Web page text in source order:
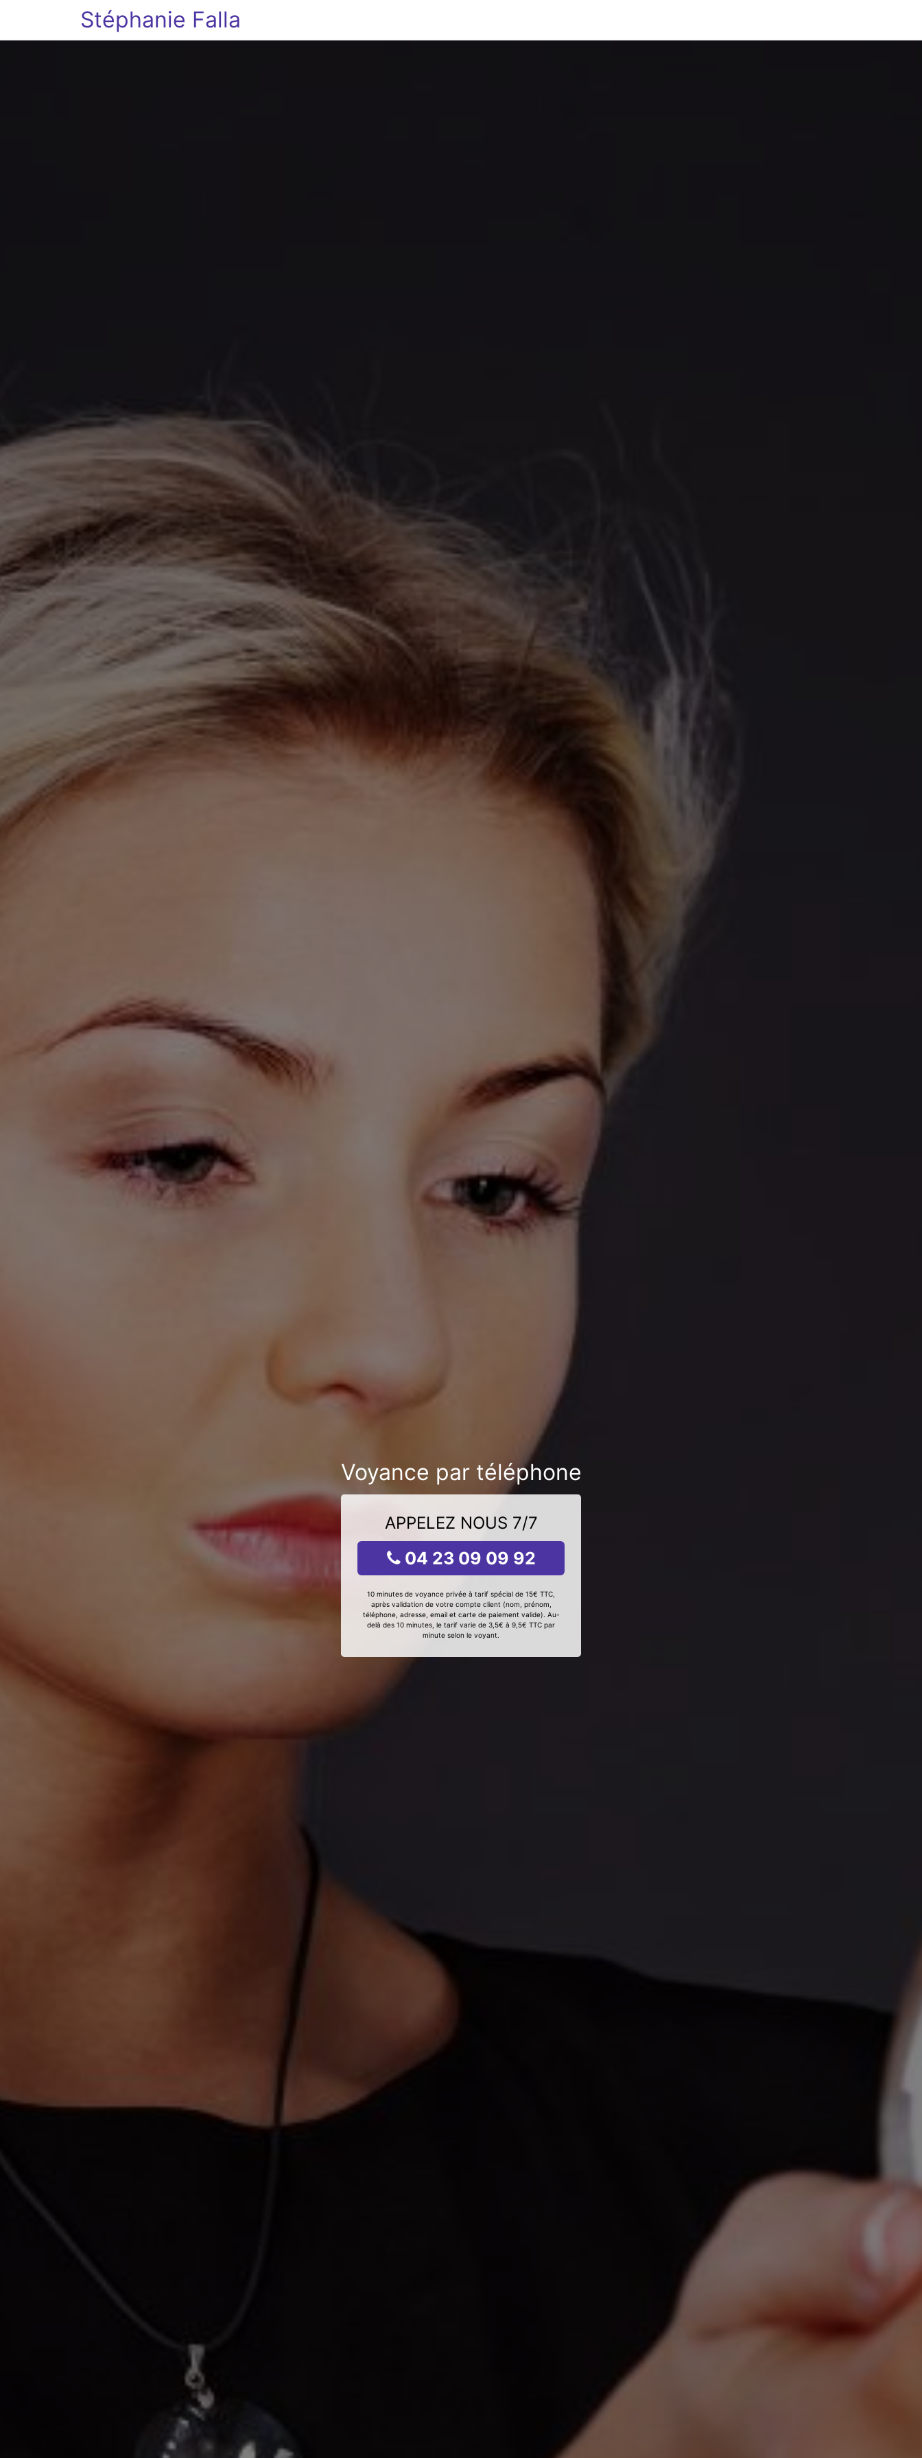
Stéphanie Falla
Voyance par téléphone
APPELEZ NOUS 7/7
04 23 09 09 92
10 minutes de voyance privée à tarif spécial de 15€ TTC,
après validation de votre compte client (nom, prénom,
téléphone, adresse, email et carte de paiement valide). Au-
delà des 10 minutes, le tarif varie de 3,5€ à 9,5€ TTC par
minute selon le voyant.